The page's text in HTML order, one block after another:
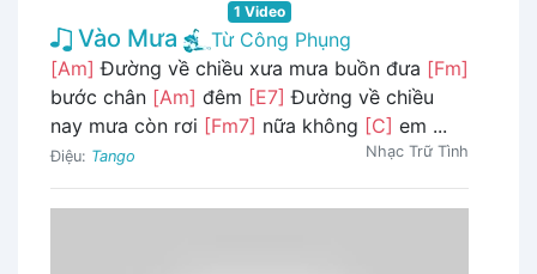
1 Video
Vào Mưa
Từ Công Phụng
[Am] Đường về chiều xưa mưa buồn đưa [Fm]
bước chân [Am] đêm [E7] Đường về chiều
nay mưa còn rơi [Fm7] nữa không [C] em ...
Điệu: Tango Nhạc Trữ Tình